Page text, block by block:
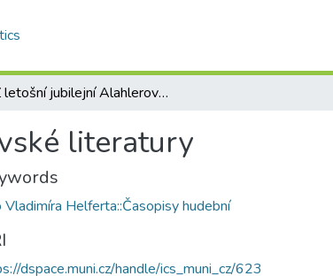
Z letošní jubilejní Alahlerovské literatury
literatury
Vladimíra Helferta::Časopisy hudební
dspace.muni.cz/handle/ics_muni_cz/623